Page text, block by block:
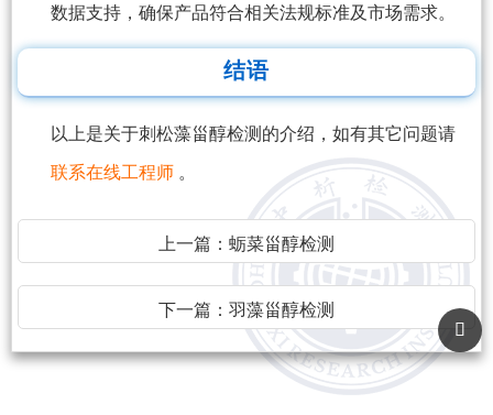
数据支持，确保产品符合相关法规标准及市场需求。
结语
以上是关于刺松藻甾醇检测的介绍，如有其它问题请
联系在线工程师 。
上一篇： 蛎菜甾醇检测
下一篇： 羽藻甾醇检测